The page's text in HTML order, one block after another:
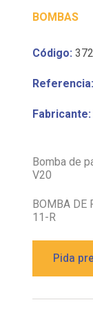
BOMBAS
Código:
Referencia:
Fabricante:
Bomba de
V20
BOMBA DE
11-R
Pida